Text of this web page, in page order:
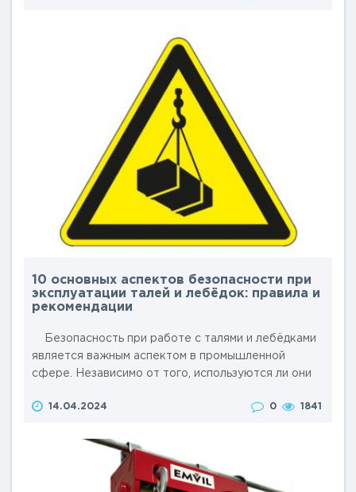
которых основывается успешная эксплуатация
электрических талей и лебёдок. ..
10 основных аспектов безопасности при
эксплуатации талей и лебёдок: правила и
рекомендации
Безопасность при работе с талями и лебёдками
является важным аспектом в промышленной
сфере. Независимо от того, используются ли они
помещениях или на производственных участках,
эксплуатации является базой предотвращения
травм у работников, несчастных случаев или
аварийных ситуаций и преждеврем..
14.04.2024 0 1841